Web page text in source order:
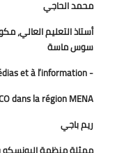
محمد الحاجي
أستاذ التعليم العالي،
سوس ماسة
- Education aux médias et à l’information :
dans la région MENA
ريم باجي